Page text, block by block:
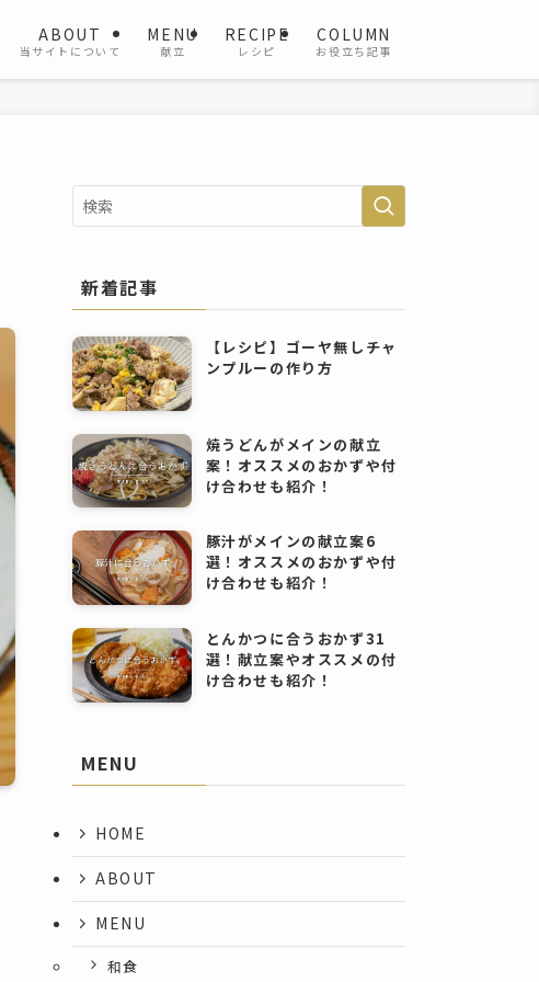
ABOUT
当サイトについて
MENU
献立
RECIPE
レシピ
COLUMN
お役立ち記事
新着記事
【レシピ】ゴーヤ無しチャ
ンプルーの作り方
焼うどんがメインの献立
案！オススメのおかずや付
け合わせも紹介！
豚汁がメインの献立案6
選！オススメのおかずや付
け合わせも紹介！
とんかつに合うおかず31
選！献立案やオススメの付
け合わせも紹介！
MENU
HOME
ABOUT
MENU
和食